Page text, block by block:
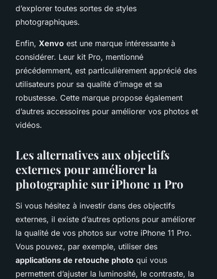
d’explorer toutes sortes de styles
photographiques.
Enfin, Xenvo est une marque intéressante à
considérer. Leur kit Pro, mentionné
précédemment, est particulièrement apprécié des
utilisateurs pour sa qualité d’image et sa
robustesse. Cette marque propose également
d’autres accessoires pour améliorer vos photos et
vidéos.
Les alternatives aux objectifs
externes pour améliorer la
photographie sur iPhone 11 Pro
Si vous hésitez à investir dans des objectifs
externes, il existe d’autres options pour améliorer
la qualité de vos photos sur votre iPhone 11 Pro.
Vous pouvez, par exemple, utiliser des
applications de retouche photo qui vous
permettent d’ajuster la luminosité, le contraste, la